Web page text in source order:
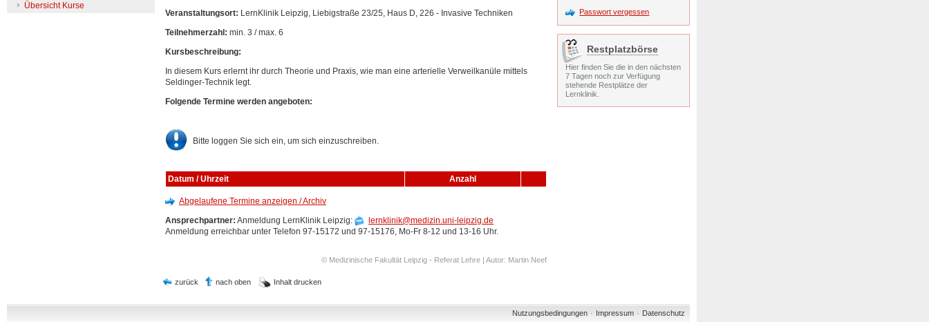
Übersicht Kurse
Veranstaltungsort: LernKlinik Leipzig, Liebigstraße 23/25, Haus D, 226 - Invasive Techniken
Teilnehmerzahl: min. 3 / max. 6
Kursbeschreibung:
In diesem Kurs erlernt ihr durch Theorie und Praxis, wie man eine arterielle Verweilkanüle mittels
Seldinger-Technik legt.
Folgende Termine werden angeboten:
Bitte loggen Sie sich ein, um sich einzuschreiben.
Datum / Uhrzeit Anzahl
Abgelaufene Termine anzeigen / Archiv
Ansprechpartner: Anmeldung LernKlinik Leipzig:
lernklinik@medizin.uni-leipzig.de
Anmeldung erreichbar unter Telefon 97-15172 und 97-15176, Mo-Fr 8-12 und 13-16 Uhr.
© Medizinische Fakultät Leipzig - Referat Lehre | Autor: Martin Neef
zurück nach oben Inhalt drucken
Passwort vergessen
Restplatzbörse
Hier finden Sie die in den nächsten
7 Tagen noch zur Verfügung
stehende Restplätze der
Lernklinik.
Nutzungsbedingungen · Impressum · Datenschutz